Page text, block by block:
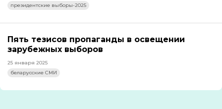
президентские выборы-2025
Пять тезисов пропаганды в освещении
зарубежных выборов
25 января 2025
беларусские СМИ